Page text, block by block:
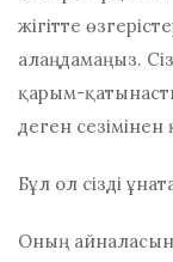
жігітте
алаңдамаңыз.
қарым-
деген
Бұл ол сізді
Оның